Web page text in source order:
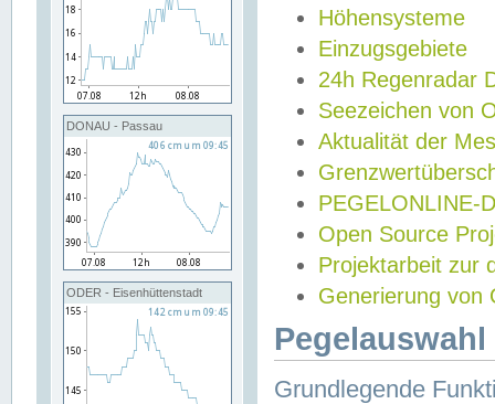
DONAU - Passau
ODER - Eisenhüttenstadt
Höhensysteme
Einzugsgebiete
24h Regenradar
Seezeichen von
Aktualität der
PEGELONLINE-
Open Source
Projektarbeit zur
Generierung von
Grundlegende